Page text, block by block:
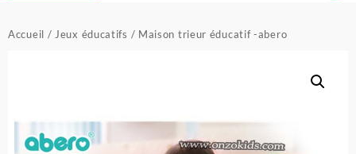
Accueil /Jeux éducatifs / Maison trieur éducatif -abero